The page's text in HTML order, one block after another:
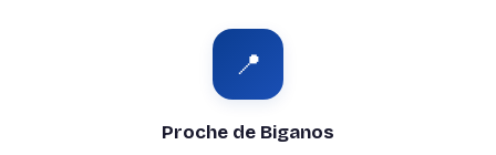
📍
Proche de Biganos